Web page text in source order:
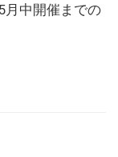
月中開催までの